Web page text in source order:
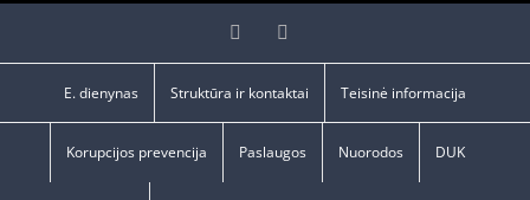
Facebook
E. dienynas Struktūra ir kontaktai Teisinė informacija
Korupcijos prevencija Paslaugos Nuorodos DUK